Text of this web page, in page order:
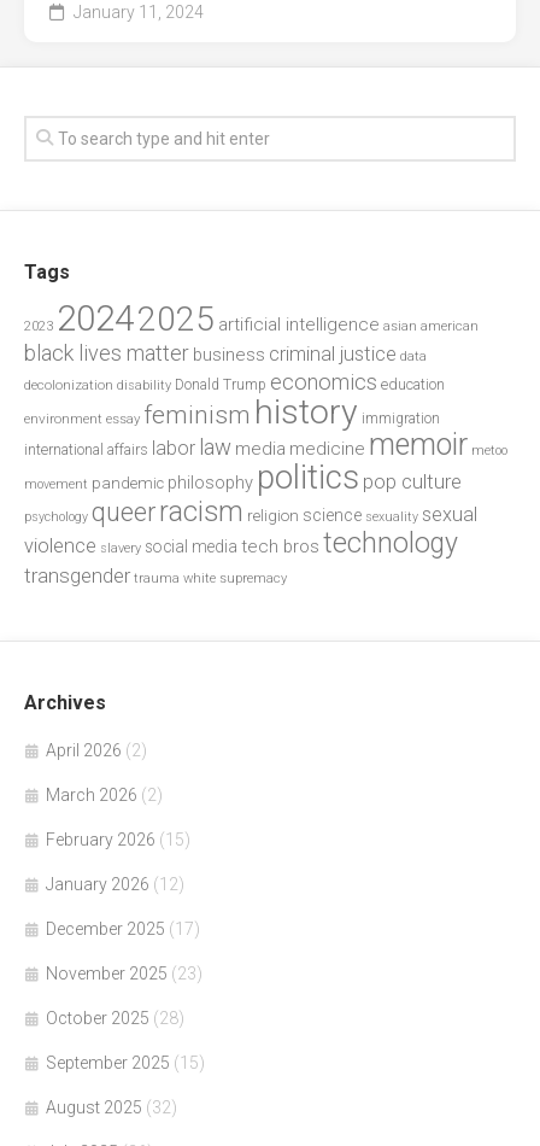
January 11, 2024
Tags
2023 20242025 artificial intelligence asian american
black lives matter business criminal justice data
decolonization disability Donald Trump economics education
environment essay feminism history immigration
international affairs labor law media medicine memoir metoo
movement pandemic philosophy politics pop culture
psychology queerracism religion science sexuality sexual
violence slavery social media tech bros technology
transgender trauma white supremacy
Archives
April 2026 (2)
March 2026 (2)
February 2026 (15)
January 2026 (12)
December 2025 (17)
November 2025 (23)
October 2025 (28)
September 2025 (15)
August 2025 (32)